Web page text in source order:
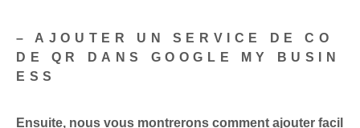
– AJOUTER UN SERVICE DE CO
DE QR DANS GOOGLE MY​ BUSIN
ESS
Ensuite, nous vous montrerons comment ajouter facil